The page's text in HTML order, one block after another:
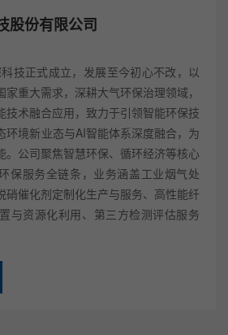
股份有限公司
技正式成立，发展至今初心不改，以
重大需求，深耕大气环保治理领域，
技术融合应用，致力于引领智能环保技
环境新业态与AI智能体系深度融合，为
。公司聚焦智慧环保、循环经济等核心
保服务全链条，业务涵盖工业烟气处
硝催化剂定制化生产与服务、高性能纤
与资源化利用、第三方检测评估服务